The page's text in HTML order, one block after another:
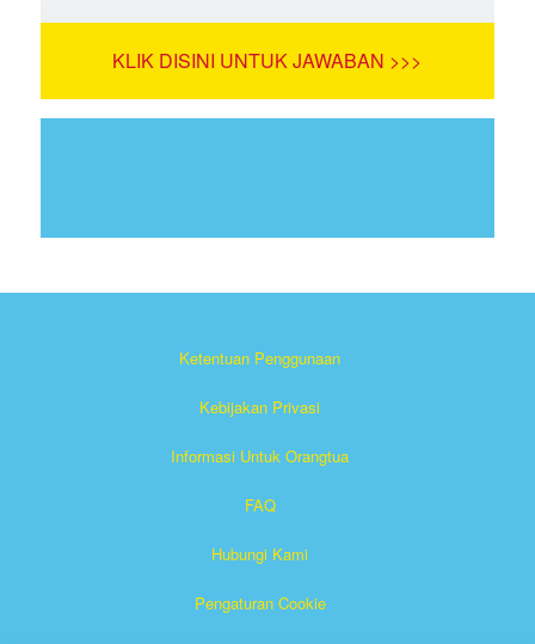
KLIK DISINI UNTUK JAWABAN >>>
Ketentuan Penggunaan
Kebijakan Privasi
Informasi Untuk Orangtua
FAQ
Hubungi Kami
Pengaturan Cookie